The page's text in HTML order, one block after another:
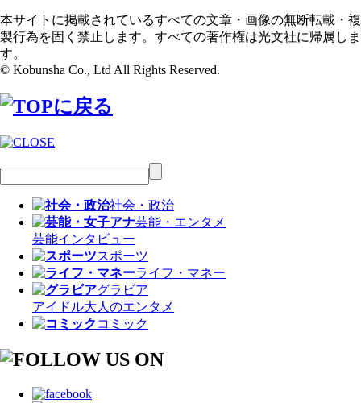
本サイトに掲載されているすべての文章・画像の無断転載・複
製行為を固く禁止します。すべての著作権は光文社に帰属しま
す。
© Kobunsha Co., Ltd All Rights Reserved.
社会・政治
芸能・エンタメ
芸能インタビュー
スポーツ
ライフ・マネー
グラビア
アイドル大人のエンタメ
コミック